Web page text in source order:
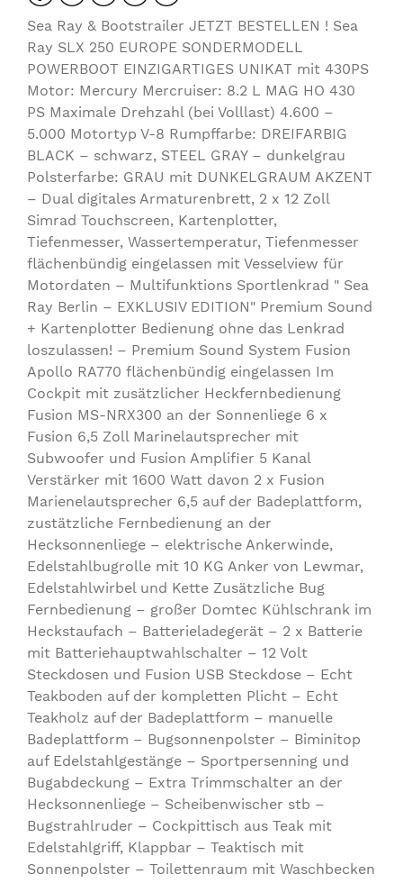
Sea Ray & Bootstrailer JETZT BESTELLEN ! Sea
Ray SLX 250 EUROPE SONDERMODELL
POWERBOOT EINZIGARTIGES UNIKAT mit 430PS
Motor: Mercury Mercruiser: 8.2 L MAG HO 430
PS Maximale Drehzahl (bei Volllast) 4.600 –
5.000 Motortyp V-8 Rumpffarbe: DREIFARBIG
BLACK – schwarz, STEEL GRAY – dunkelgrau
Polsterfarbe: GRAU mit DUNKELGRAUM AKZENT
– Dual digitales Armaturenbrett, 2 x 12 Zoll
Simrad Touchscreen, Kartenplotter,
Tiefenmesser, Wassertemperatur, Tiefenmesser
flächenbündig eingelassen mit Vesselview für
Motordaten – Multifunktions Sportlenkrad " Sea
Ray Berlin – EXKLUSIV EDITION" Premium Sound
+ Kartenplotter Bedienung ohne das Lenkrad
loszulassen! – Premium Sound System Fusion
Apollo RA770 flächenbündig eingelassen Im
Cockpit mit zusätzlicher Heckfernbedienung
Fusion MS-NRX300 an der Sonnenliege 6 x
Fusion 6,5 Zoll Marinelautsprecher mit
Subwoofer und Fusion Amplifier 5 Kanal
Verstärker mit 1600 Watt davon 2 x Fusion
Marienelautsprecher 6,5 auf der Badeplattform,
zustätzliche Fernbedienung an der
Hecksonnenliege – elektrische Ankerwinde,
Edelstahlbugrolle mit 10 KG Anker von Lewmar,
Edelstahlwirbel und Kette Zusätzliche Bug
Fernbedienung – großer Domtec Kühlschrank im
Heckstaufach – Batterieladegerät – 2 x Batterie
mit Batteriehauptwahlschalter – 12 Volt
Steckdosen und Fusion USB Steckdose – Echt
Teakboden auf der kompletten Plicht – Echt
Teakholz auf der Badeplattform – manuelle
Badeplattform – Bugsonnenpolster – Biminitop
auf Edelstahlgestänge – Sportpersenning und
Bugabdeckung – Extra Trimmschalter an der
Hecksonnenliege – Scheibenwischer stb –
Bugstrahlruder – Cockpittisch aus Teak mit
Edelstahlgriff, Klappbar – Teaktisch mit
Sonnenpolster – Toilettenraum mit Waschbecken